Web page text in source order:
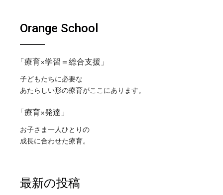
Orange School
「療育×学習＝総合支援」
子どもたちに必要な
あたらしい形の療育がここにあります。
「療育×発達」
お子さま一人ひとりの
成長に合わせた療育。
最新の投稿